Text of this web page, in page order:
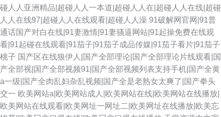
碰人人亚洲精品|超碰人人一本道|超碰人人在|超碰人人在线|超碰
人人在线97|超碰人人在线观看|超碰人人澡 91破解网官网|91普
通话国产对白在线|91妻激情|91妻骚逼网站|91起操免费在线观
看|91起碰在线观看|91茄子|91茄子成品传媒|91茄子看片|91茄子
桃子 国产区在线狼伊人|国产全部理论|国产全部理论片线观看|国
产全部视|国产全部视频91|国产全部视频列表支持手机|国产全黄
a一级|国产全肉乱妇杂乱视频|国产全是老熟女太爽了|国产拳头
交一 欧美网站a|欧美网站成人|欧美网站在线|欧美网站在线播放|
欧美网站在线观看|欧美网址一网址二|欧美网址在线播放|欧美忘